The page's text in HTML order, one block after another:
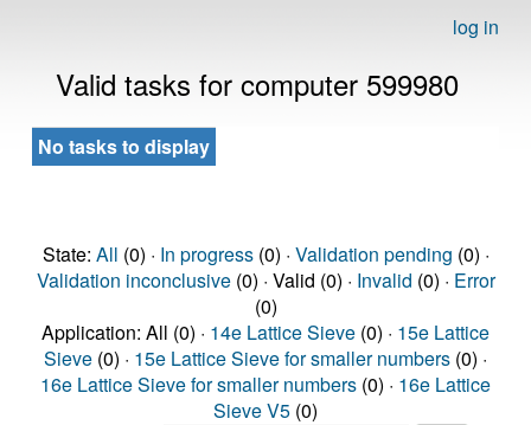
log in
Valid tasks for computer 599980
No tasks to display
State: All (0) · In progress(0) · Validation pending (0) ·
Validation inconclusive(0) · Valid (0) · Invalid (0) · Error
(0)
Application: All (0) · 14e Lattice Sieve (0) · 15e Lattice
Sieve (0) · 15e Lattice Sieve for smaller numbers (0) ·
16e Lattice Sieve for smaller numbers (0) · 16e Lattice
Sieve V5 (0)